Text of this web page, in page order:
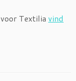
Textilia vind